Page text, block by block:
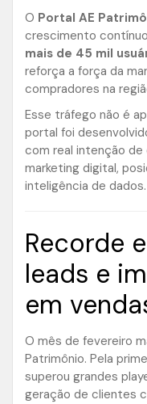
O Portal AE
crescimento
mais de 45 mil
reforça a força da
compradores na
Esse tráfego não é
portal foi
com real intenção
marketing digital,
inteligência de dados.
Recorde
leads e
em
O mês de fevereiro
Patrimônio. Pela
superou grandes
geração de clientes